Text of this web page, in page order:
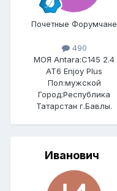
Почетные Форумчане
490
МОЯ Antara:C145 2.4
AT6 Enjoy Plus
Пол:мужской
Город:Республика
Татарстан г.Бавлы.
Иванович